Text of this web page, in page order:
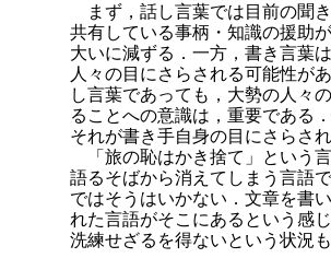
まず，話し言葉では目前の聞
共有している事柄・知識の援助
大いに減ずる．一方，書き言葉
人々の目にさらされる可能性が
し言葉であっても，大勢の人々
ることへの意識は，重要である
それが書き手自身の目にさらさ
「旅の恥はかき捨て」という
語るそばから消えてしまう言語
ではそうはいかない．文章を書
れた言語がそこにあるという感
洗練せざるを得ないという状況